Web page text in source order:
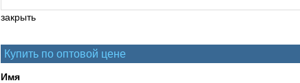
закрыть
Купить по оптовой цене
Имя